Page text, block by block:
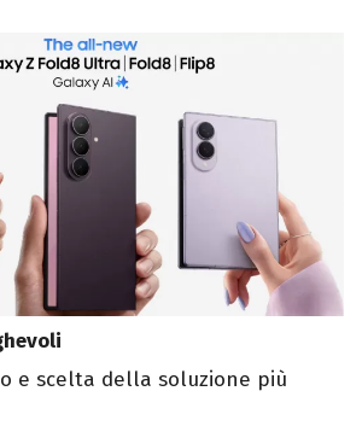
e scelta della soluzione più